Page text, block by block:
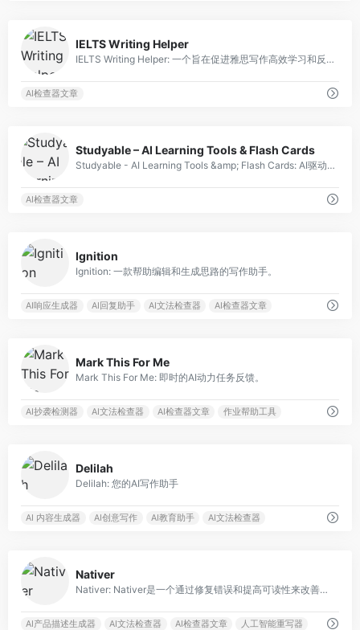
IELTS Writing Helper
IELTS Writing Helper: 一个旨在促进雅思写作高效学习和反馈的网络应用。
AI检查器文章
Studyable – AI Learning Tools & Flash Cards
Studyable - AI Learning Tools &amp; Flash Cards: AI驱动学习平台，可借助聊天助手和论文反馈进行学习。
AI检查器文章
Ignition
Ignition: 一款帮助编辑和生成思路的写作助手。
AI响应生成器 AI回复助手 AI文法检查器 AI检查器文章
Mark This For Me
Mark This For Me: 即时的AI动力任务反馈。
AI抄袭检测器 AI文法检查器 AI检查器文章 作业帮助工具
Delilah
Delilah: 您的AI写作助手
AI 内容生成器 AI创意写作 AI教育助手 AI文法检查器
Nativer
Nativer: Nativer是一个通过修复错误和提高可读性来改善英文写作的人工智能工具。
AI产品描述生成器 AI文法检查器 AI检查器文章 人工智能重写器